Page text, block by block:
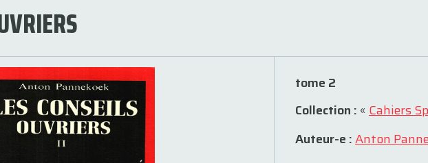
tome 2
Collection : « Cahiers
Auteur-e :Anton